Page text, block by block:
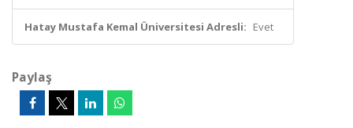
Hatay Mustafa Kemal Üniversitesi Adresli: Evet
Paylaş